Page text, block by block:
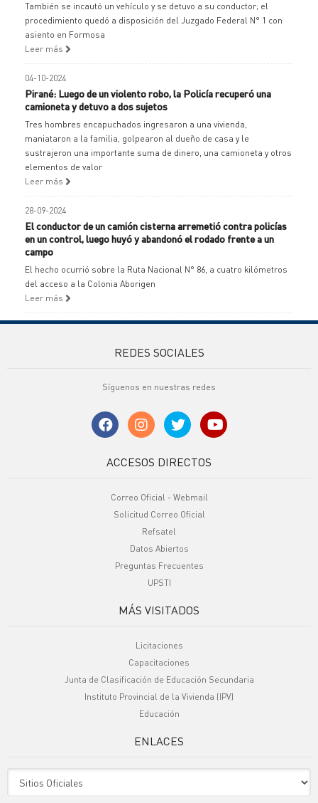
También se incautó un vehículo y se detuvo a su conductor; el
procedimiento quedó a disposición del Juzgado Federal N° 1 con
asiento en Formosa
Leer más
04-10-2024
Pirané: Luego de un violento robo, la Policía recuperó una
camioneta y detuvo a dos sujetos
Tres hombres encapuchados ingresaron a una vivienda,
maniataron a la familia, golpearon al dueño de casa y le
sustrajeron una importante suma de dinero, una camioneta y otros
elementos de valor
Leer más
28-09-2024
El conductor de un camión cisterna arremetió contra policías
en un control, luego huyó y abandonó el rodado frente a un
campo
El hecho ocurrió sobre la Ruta Nacional N° 86, a cuatro kilómetros
del acceso a la Colonia Aborigen
Leer más
REDES SOCIALES
Síguenos en nuestras redes
ACCESOS DIRECTOS
Correo Oficial - Webmail
Solicitud Correo Oficial
Refsatel
Datos Abiertos
Preguntas Frecuentes
UPSTI
MÁS VISITADOS
Licitaciones
Capacitaciones
Junta de Clasificación de Educación Secundaria
Instituto Provincial de la Vivienda (IPV)
Educación
ENLACES